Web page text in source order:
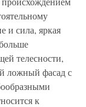
и сила, яркая
телесности,
ложный фасад с
к